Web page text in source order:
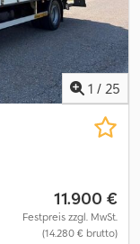
1 / 25
11.900 €
Festpreis zzgl. MwSt.
(14.280 € brutto)